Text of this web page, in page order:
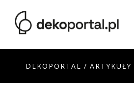
DEKOPORTAL / ARTYKUŁY